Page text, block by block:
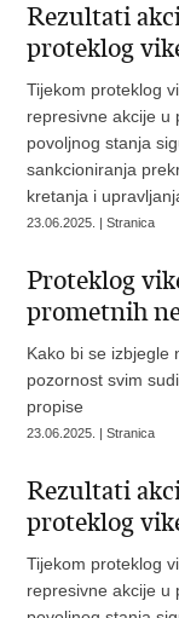
Rezultati
proteklog
Tijekom proteklog
represivne akcije u
povoljnog stanja
sankcioniranja
kretanja i
23.06.2025. | Stranica
Proteklog
prometnih
Kako bi se izbjegle
pozornost svim
propise
23.06.2025. | Stranica
Rezultati
proteklog
Tijekom proteklog
represivne akcije u